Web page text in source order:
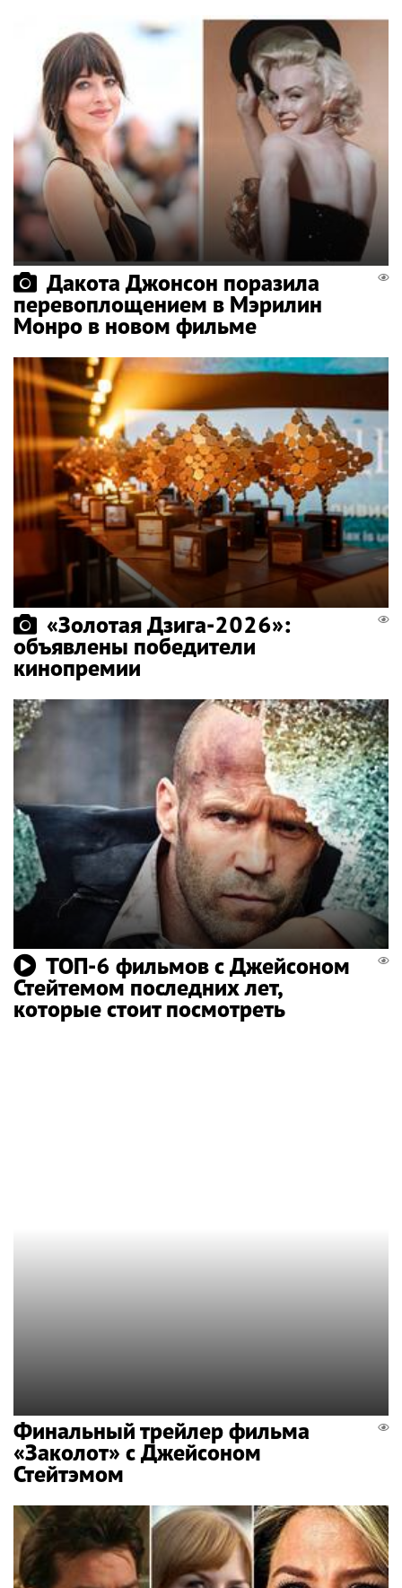
Дакота Джонсон поразила
перевоплощением в Мэрилин
Монро в новом фильме
«Золотая Дзига-2026»:
объявлены победители
кинопремии
ТОП-6 фильмов с Джейсоном
Стейтемом последних лет,
которые стоит посмотреть
Финальный трейлер фильма
«Заколот» с Джейсоном
Стейтэмом